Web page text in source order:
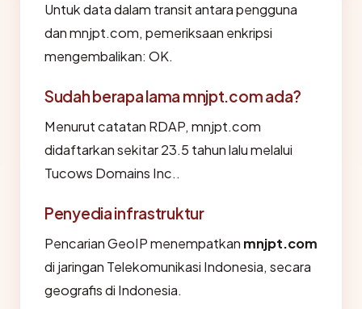
Untuk data dalam transit antara pengguna
dan mnjpt.com, pemeriksaan enkripsi
mengembalikan: OK.
Sudah berapa lama mnjpt.com ada?
Menurut catatan RDAP, mnjpt.com
didaftarkan sekitar 23.5 tahun lalu melalui
Tucows Domains Inc..
Penyedia infrastruktur
Pencarian GeoIP menempatkan mnjpt.com
di jaringan Telekomunikasi Indonesia, secara
geografis di Indonesia.